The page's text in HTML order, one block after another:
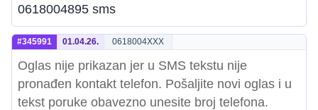
0618004895 sms
#345991 01.04.26. 0618004XXX
Oglas nije prikazan jer u SMS tekstu nije
pronađen kontakt telefon. Pošaljite novi oglas i u
tekst poruke obavezno unesite broj telefona.